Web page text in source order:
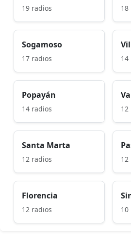
19 radios 18
Sogamoso
17 radios 14
Popayán
14 radios 12
Santa Marta
12 radios 12
Florencia
12 radios 10